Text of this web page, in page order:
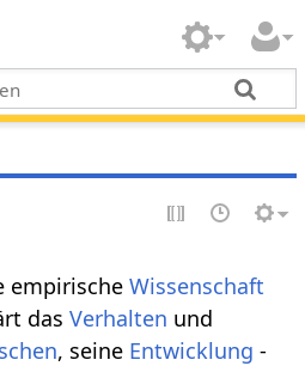
empirischeWissenschaft
dasVerhalten und
, seine Entwicklung -